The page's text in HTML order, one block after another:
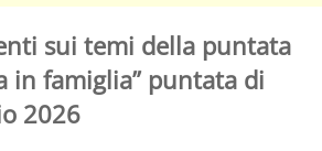
sui temi della puntata
in famiglia” puntata di
2026